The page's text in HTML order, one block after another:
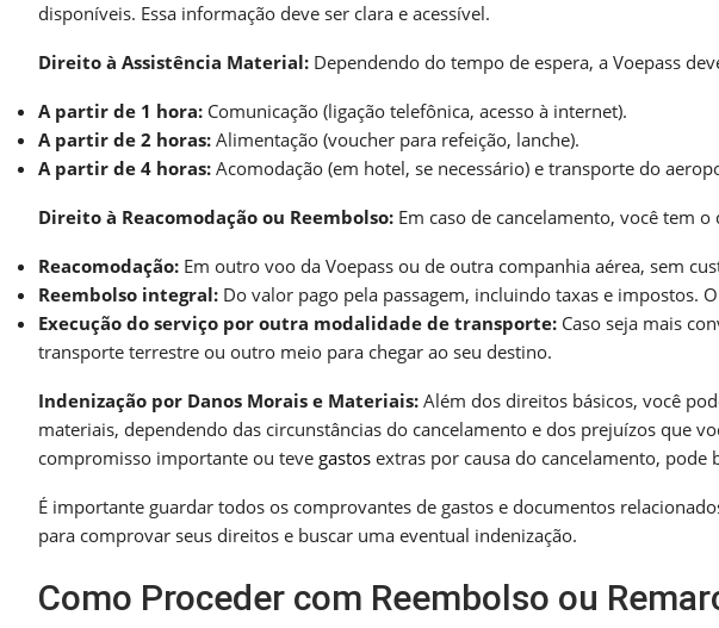
disponíveis. Essa informação deve ser clara e acessível.
Direito à Assistência Material: Dependendo do tempo de espera, a Voepass
A partir de 1 hora: Comunicação (ligação telefônica, acesso à internet).
A partir de 2 horas: Alimentação (voucher para refeição, lanche).
A partir de 4 horas: Acomodação (em hotel, se necessário) e transporte do
Direito à Reacomodação ou Reembolso: Em caso de cancelamento, você tem
Reacomodação: Em outro voo da Voepass ou de outra companhia aérea, sem
Reembolso integral: Do valor pago pela passagem, incluindo taxas e impostos.
Execução do serviço por outra modalidade de transporte: Caso seja mais
transporte terrestre ou outro meio para chegar ao seu destino.
Indenização por Danos Morais e Materiais: Além dos direitos básicos, você
materiais, dependendo das circunstâncias do cancelamento e dos prejuízos que
compromisso importante ou teve gastos extras por causa do cancelamento, pode
É importante guardar todos os comprovantes de gastos e documentos
para comprovar seus direitos e buscar uma eventual indenização.
Como Proceder com Reembolso ou